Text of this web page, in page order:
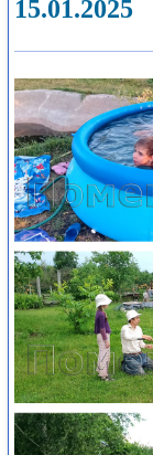
15.01.2025